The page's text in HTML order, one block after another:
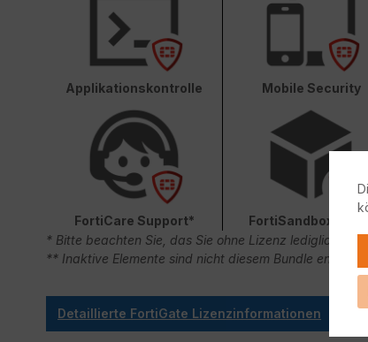
Applikationskontrolle Mobile Security
FortiCare Support* FortiSandbox Cloud
* Bitte beachten Sie, das Sie ohne Lizenz lediglich 90
** Inaktive Elemente sind nicht diesem Bundle enthalten.
Detaillierte FortiGate Lizenzinformationen